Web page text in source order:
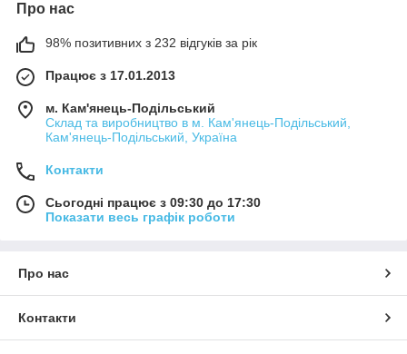
Про нас
98% позитивних з 232 відгуків за рік
Працює з 17.01.2013
м. Кам'янець-Подільський
Склад та виробництво в м. Кам'янець-Подільський,
Кам'янець-Подільський, Україна
Контакти
Сьогодні працює з 09:30 до 17:30
Показати весь графік роботи
Про нас
Контакти